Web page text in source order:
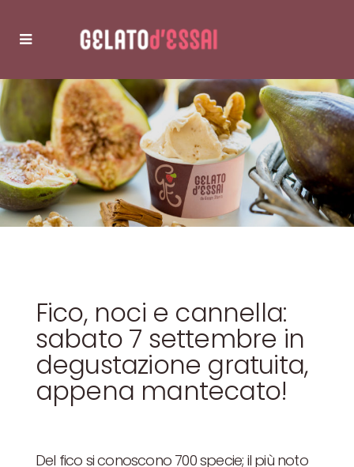
Fico, noci e cannella:
sabato 7 settembre in
degustazione gratuita,
appena mantecato!
Del fico si conoscono 700 specie; il più noto